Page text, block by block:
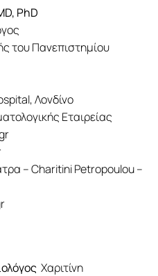
PhD
του Πανεπιστημίου
Λονδίνο
Εταιρείας
– Charitini Petropoulou –
Χαριτίνη